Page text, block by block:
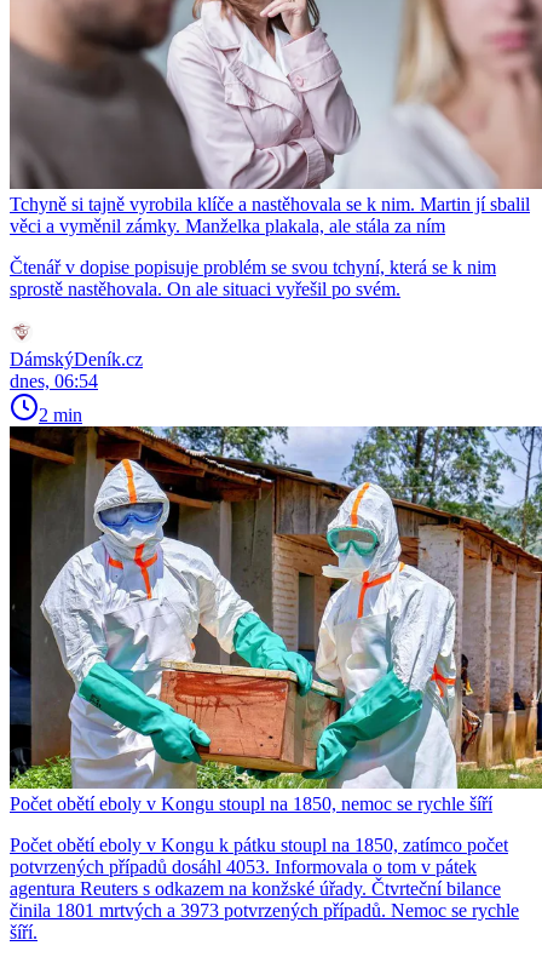
Tchyně si tajně vyrobila klíče a nastěhovala se k nim. Martin jí sbalil
věci a vyměnil zámky. Manželka plakala, ale stála za ním
Čtenář v dopise popisuje problém se svou tchyní, která se k nim
sprostě nastěhovala. On ale situaci vyřešil po svém.
DámskýDeník.cz
dnes, 06:54
2 min
Počet obětí eboly v Kongu stoupl na 1850, nemoc se rychle šíří
Počet obětí eboly v Kongu k pátku stoupl na 1850, zatímco počet
potvrzených případů dosáhl 4053. Informovala o tom v pátek
agentura Reuters s odkazem na konžské úřady. Čtvrteční bilance
činila 1801 mrtvých a 3973 potvrzených případů. Nemoc se rychle
šíří.